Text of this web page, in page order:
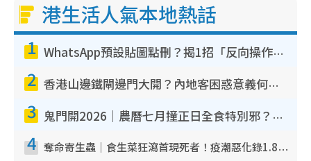
港生活人氣本地熱話
1 WhatsApp預設貼圖點刪？揭1招「反向操作」還原簡潔介面 附3步實測教學
2 香港山邊鐵閘邊門大開？內地客困惑意義何在！網民神回覆：呢種叫法理性防禦
3 鬼門開2026｜農曆七月撞正日全食特別邪？專家警告切忌做一事！揭4大禁忌+2招保平安
4 奪命寄生蟲｜食生菜狂瀉首現死者！疫潮惡化錄1.8萬宗病例 揭洗菜3大謬誤